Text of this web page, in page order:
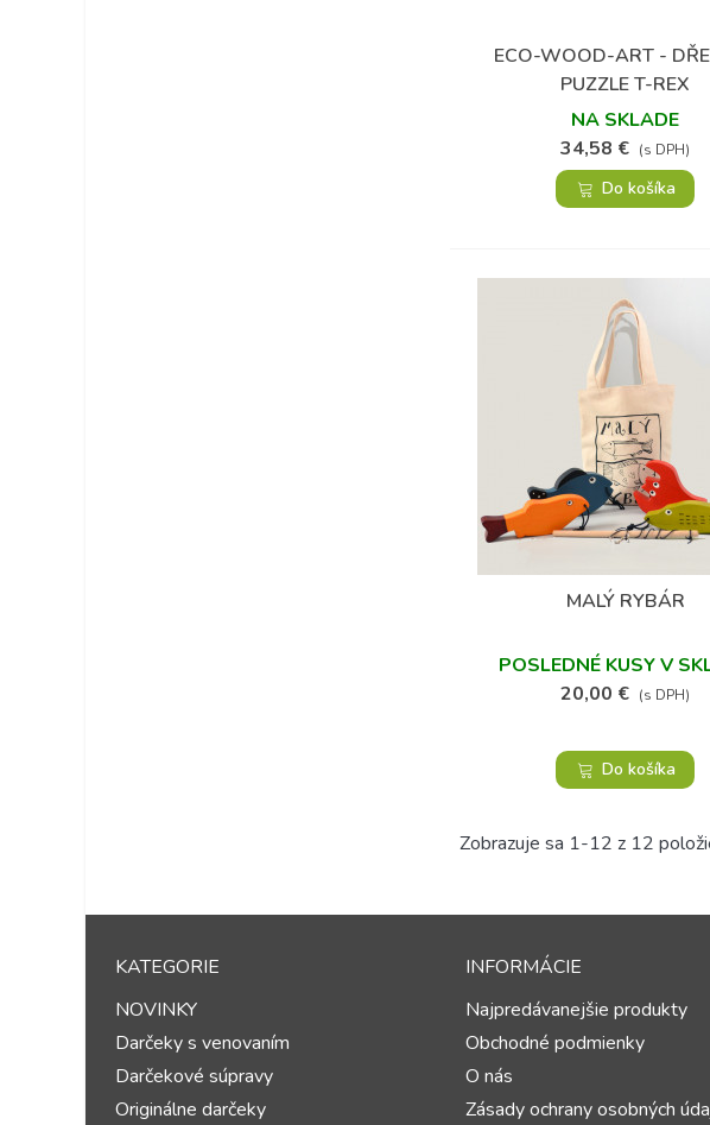
Obľúbené
ECO-WOOD-ART -
PUZZLE T-REX
NA SKLADE
34,58 € (s DPH)
Do košíka
Obľúbené
MALÝ RYBÁR
POSLEDNÉ KUSY V
20,00 € (s DPH)
Do košíka
Zobrazuje sa 1-12 z 12
KATEGORIE
NOVINKY
Darčeky s venovaním
Darčekové súpravy
Originálne darčeky
INFORMÁCIE
Najpredávanejšie produkty
Obchodné podmienky
O nás
Zásady ochrany osobných